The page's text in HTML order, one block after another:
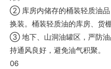
② 库房内储存的桶装轻质油品
换装。桶装轻质油的库房、货
③ 地下、山洞油罐区，严防油
持通风良好，避免油气积聚。
06